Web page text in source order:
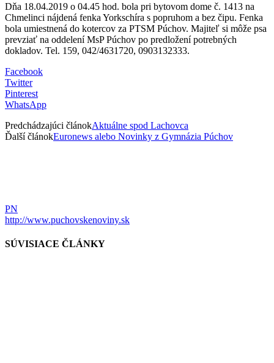
Dňa 18.04.2019 o 04.45 hod. bola pri bytovom dome č. 1413 na
Chmelinci nájdená fenka Yorkschíra s popruhom a bez čipu. Fenka
bola umiestnená do kotercov za PTSM Púchov. Majiteľ si môže psa
prevziať na oddelení MsP Púchov po predložení potrebných
dokladov. Tel. 159, 042/4631720, 0903132333.
Facebook
Twitter
Pinterest
WhatsApp
Predchádzajúci článokAktuálne spod Lachovca
Ďalší článokEuronews alebo Novinky z Gymnázia Púchov
PN
http://www.puchovskenoviny.sk
SÚVISIACE ČLÁNKY